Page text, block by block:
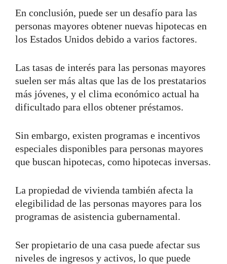
En conclusión, puede ser un desafío para las
personas mayores obtener nuevas hipotecas en
los Estados Unidos debido a varios factores.
Las tasas de interés para las personas mayores
suelen ser más altas que las de los prestatarios
más jóvenes, y el clima económico actual ha
dificultado para ellos obtener préstamos.
Sin embargo, existen programas e incentivos
especiales disponibles para personas mayores
que buscan hipotecas, como hipotecas inversas.
La propiedad de vivienda también afecta la
elegibilidad de las personas mayores para los
programas de asistencia gubernamental.
Ser propietario de una casa puede afectar sus
niveles de ingresos y activos, lo que puede